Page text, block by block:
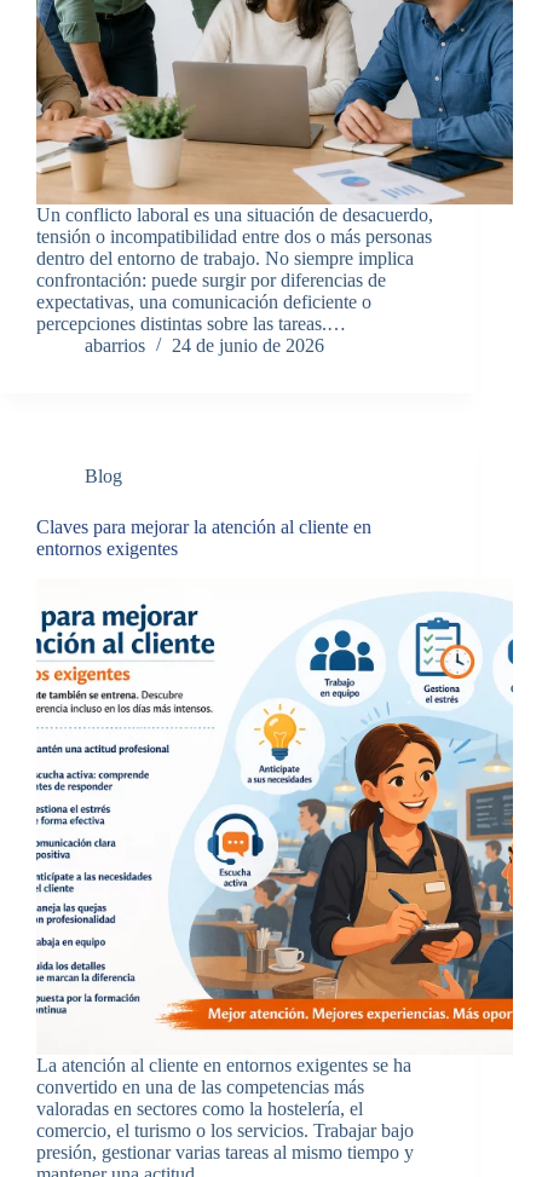
Un conflicto laboral es una situación de desacuerdo,
tensión o incompatibilidad entre dos o más personas
dentro del entorno de trabajo. No siempre implica
confrontación: puede surgir por diferencias de
expectativas, una comunicación deficiente o
percepciones distintas sobre las tareas.…
abarrios
24 de junio de 2026
Blog
Claves para mejorar la atención al cliente en
entornos exigentes
La atención al cliente en entornos exigentes se ha
convertido en una de las competencias más
valoradas en sectores como la hostelería, el
comercio, el turismo o los servicios. Trabajar bajo
presión, gestionar varias tareas al mismo tiempo y